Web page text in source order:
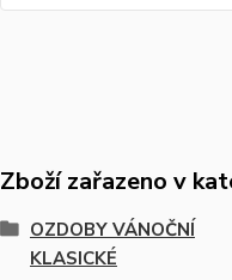
Zboží zařazeno v
OZDOBY VÁNOČNÍ
KLASICKÉ